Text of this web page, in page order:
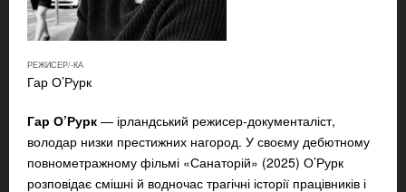
РЕЖИСЕР/-КА
Гар О’Рурк
Гар О’Рурк — ірландський режисер-документаліст,
володар низки престижних нагород. У своєму дебютному
повнометражному фільмі «Санаторій» (2025) О’Рурк
розповідає смішні й водночас трагічні історії працівників і